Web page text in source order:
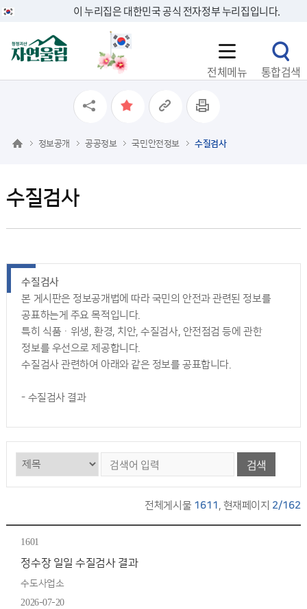
이 누리집은 대한민국 공식 전자정부 누리집입니다.
전체메뉴 통합검색
수질검사
정보공개 공공정보 국민안전정보 수질검사
수질검사
본 게시판은 정보공개법에 따라 국민의 안전과 관련된 정보를
공표하는게 주요 목적입니다.
특히 식품ㆍ위생, 환경, 치안, 수질검사, 안전점검 등에 관한
정보를 우선으로 제공합니다.
수질검사 관련하여 아래와 같은 정보를 공표합니다.
- 수질검사 결과
검색
전체게시물 1611, 현재페이지 2/162
1601
정수장 일일 수질검사 결과
수도사업소
2026-07-20